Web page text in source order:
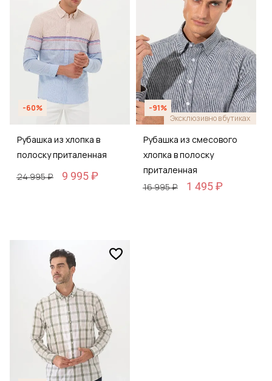
-60%
Рубашка из хлопка в
полоску приталенная
24 995 ₽
9 995 ₽
-91%
Эксклюзивно в бутиках
Рубашка из смесового
хлопка в полоску
приталенная
16 995 ₽
1 495 ₽